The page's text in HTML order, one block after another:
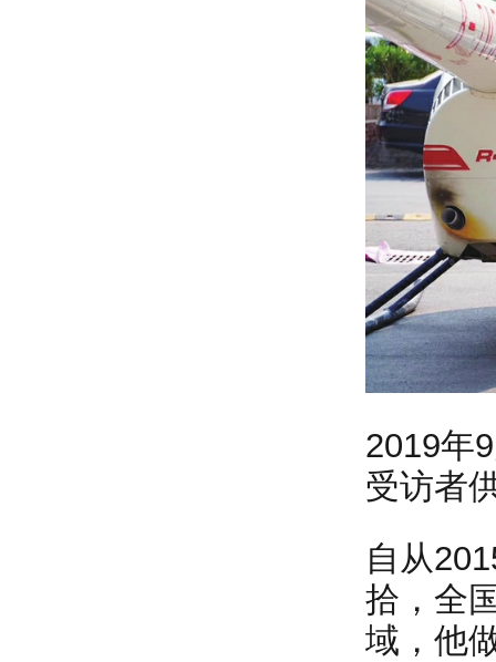
2019年
受访者
自从
拾，全
域，他